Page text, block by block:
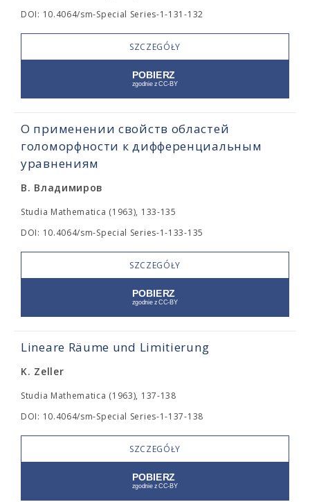
DOI: 10.4064/sm-Special Series-1-131-132
SZCZEGÓŁY
О применении свойств областей
голоморфности к дифференциальным
уравнениям
В. Владимиров
Studia Mathematica (1963), 133-135
DOI: 10.4064/sm-Special Series-1-133-135
SZCZEGÓŁY
Lineare Räume und Limitierung
K. Zeller
Studia Mathematica (1963), 137-138
DOI: 10.4064/sm-Special Series-1-137-138
SZCZEGÓŁY